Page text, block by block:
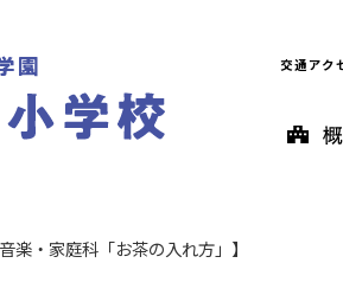
交通アク
楽・家庭科「お茶の入れ方」】